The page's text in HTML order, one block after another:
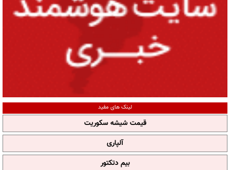
لینک های مفید
قیمت شیشه سکوریت
آلپاری
بیم دتکتور